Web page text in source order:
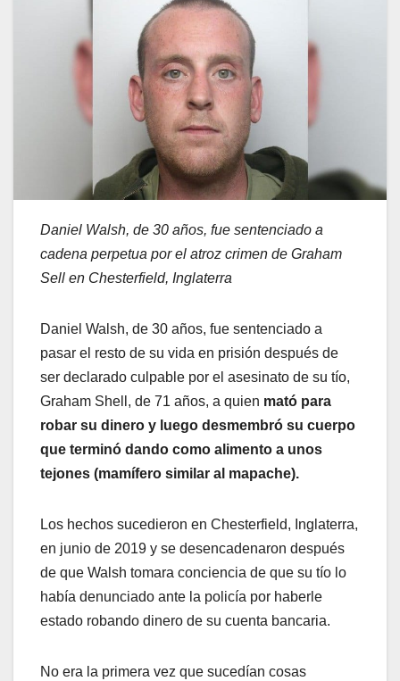
Daniel Walsh, de 30 años, fue sentenciado a
cadena perpetua por el atroz crimen de Graham
Sell en Chesterfield, Inglaterra
Daniel Walsh, de 30 años, fue sentenciado a
pasar el resto de su vida en prisión después de
ser declarado culpable por el asesinato de su tío,
Graham Shell, de 71 años, a quien mató para
robar su dinero y luego desmembró su cuerpo
que terminó dando como alimento a unos
tejones (mamífero similar al mapache).
Los hechos sucedieron en Chesterfield, Inglaterra,
en junio de 2019 y se desencadenaron después
de que Walsh tomara conciencia de que su tío lo
había denunciado ante la policía por haberle
estado robando dinero de su cuenta bancaria.
No era la primera vez que sucedían cosas